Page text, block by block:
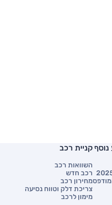
נוסף קניית רכב
השוואות רכב
רכב חדש
מחירון רכב
צריכת דלק וטווח נסיעה
מימון לרכב